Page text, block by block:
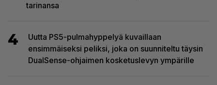
tarinansa
4
Uutta PS5-pulmahyppelyä kuvaillaan
ensimmäiseksi peliksi, joka on suunniteltu täysin
DualSense-ohjaimen kosketuslevyn ympärille